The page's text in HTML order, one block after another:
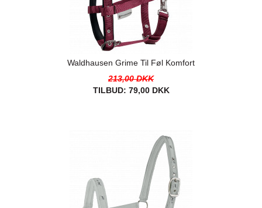
Waldhausen Grime Til Føl Komfort
213,00 DKK
TILBUD: 79,00 DKK